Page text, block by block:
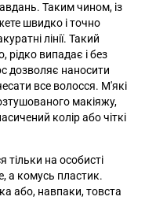
Таким чином, із
швидко і точно
лінії. Такий
рідко випадає і без
дозволяє наносити
все волосся. М'які
макіяжу,
колір або чіткі
тільки на особисті
а комусь пластик.
або, навпаки, товста